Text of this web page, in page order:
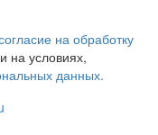
на обработку
на условиях,
данных.